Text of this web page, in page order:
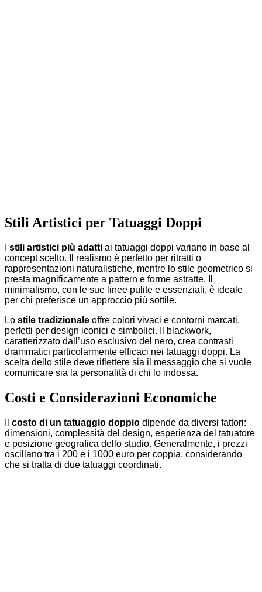
Stili Artistici per Tatuaggi Doppi
stili artistici più adatti ai tatuaggi doppi variano in base al
concept scelto. Il realismo è perfetto per ritratti o
rappresentazioni naturalistiche, mentre lo stile geometrico si
presta magnificamente a pattern e forme astratte. Il
minimalismo, con le sue linee pulite e essenziali, è ideale
per chi preferisce un approccio più sottile.
Lo stile tradizionale offre colori vivaci e contorni marcati,
perfetti per design iconici e simbolici. Il blackwork,
caratterizzato dall’uso esclusivo del nero, crea contrasti
drammatici particolarmente efficaci nei tatuaggi doppi. La
scelta dello stile deve riflettere sia il messaggio che si vuole
comunicare sia la personalità di chi lo indossa.
Costi e Considerazioni Economiche
costo di un tatuaggio doppio dipende da diversi fattori:
dimensioni, complessità del design, esperienza del tatuatore
e posizione geografica dello studio. Generalmente, i prezzi
oscillano tra i 200 e i 1000 euro per coppia, considerando
che si tratta di due tatuaggi coordinati.